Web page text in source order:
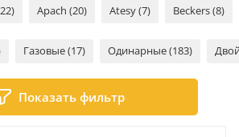
Apach (20) Atesy (7) Beckers (8)
Газовые (17) Одинарные (183)
Показать фильтр